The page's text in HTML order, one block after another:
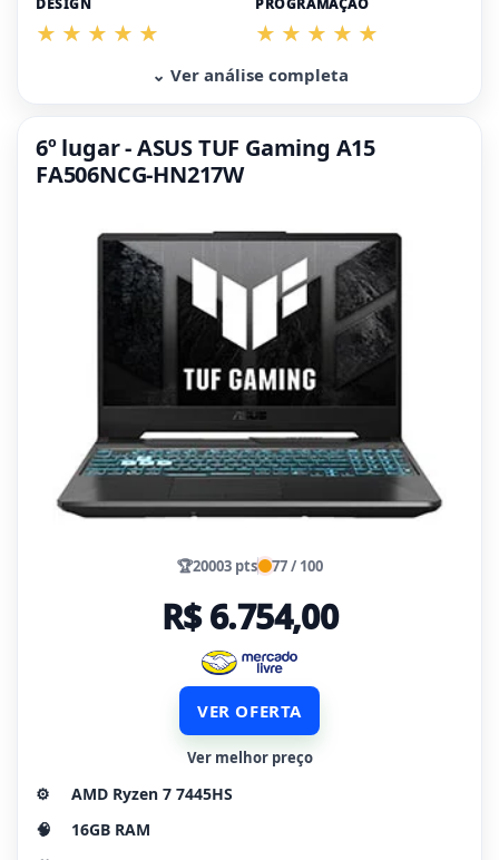
DESIGN PROGRAMAÇÃO
⌄ Ver análise completa
6º lugar - ASUS TUF Gaming A15
FA506NCG-HN217W
🏆20003 pts 77 / 100
R$ 6.754,00
VER OFERTA
Ver melhor preço
⚙️
AMD Ryzen 7 7445HS
🧠
16GB RAM